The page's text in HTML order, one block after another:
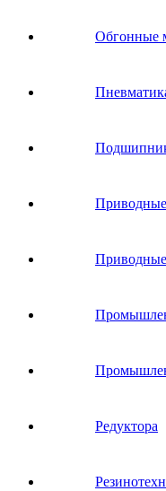
Обгонные
Редуктора